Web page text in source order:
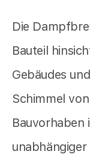
Die
Bauteil
Gebäudes
Schimmel
Bauvorhaben